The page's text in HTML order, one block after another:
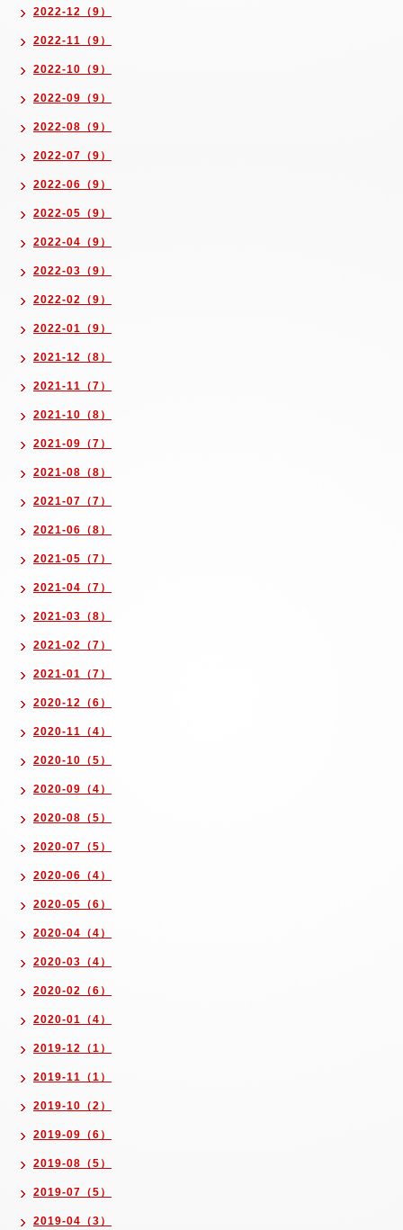
2022-12（9）
2022-11（9）
2022-10（9）
2022-09（9）
2022-08（9）
2022-07（9）
2022-06（9）
2022-05（9）
2022-04（9）
2022-03（9）
2022-02（9）
2022-01（9）
2021-12（8）
2021-11（7）
2021-10（8）
2021-09（7）
2021-08（8）
2021-07（7）
2021-06（8）
2021-05（7）
2021-04（7）
2021-03（8）
2021-02（7）
2021-01（7）
2020-12（6）
2020-11（4）
2020-10（5）
2020-09（4）
2020-08（5）
2020-07（5）
2020-06（4）
2020-05（6）
2020-04（4）
2020-03（4）
2020-02（6）
2020-01（4）
2019-12（1）
2019-11（1）
2019-10（2）
2019-09（6）
2019-08（5）
2019-07（5）
2019-04（3）